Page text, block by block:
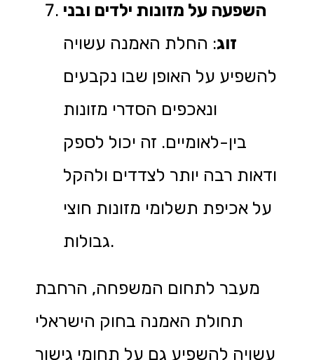
השפעה על מזונות ילדים ובני
זוג: החלת האמנה עשויה
להשפיע על האופן שבו נקבעים
ונאכפים הסדרי מזונות
בין-לאומיים. זה יכול לספק
ודאות רבה יותר לצדדים ולהקל
על אכיפת תשלומי מזונות חוצי
גבולות.
מעבר לתחום המשפחה, הרחבת
תחולת האמנה בחוק הישראלי
עשויה להשפיע גם על תחומי גישור